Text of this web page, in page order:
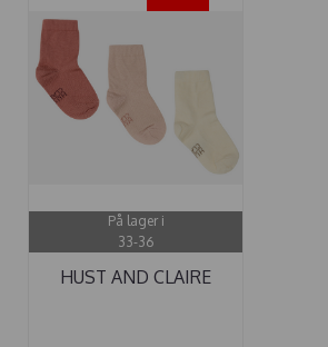
På lager i
33-36
HUST AND CLAIRE